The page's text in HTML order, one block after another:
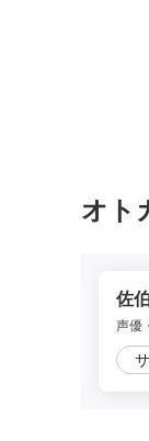
オト
佐
声優